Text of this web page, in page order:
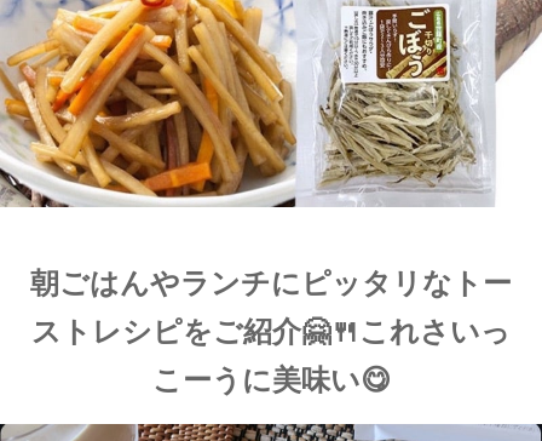
朝ごはんやランチにピッタリなトー
ストレシピをご紹介🤗🍴これさいっ
こーうに美味い😋